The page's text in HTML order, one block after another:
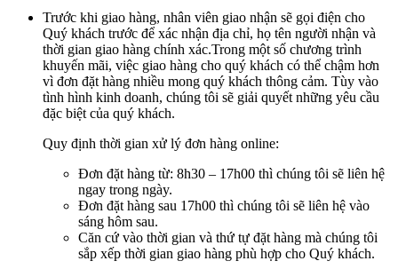
Trước khi giao hàng, nhân viên giao nhận sẽ gọi điện cho
Quý khách trước để xác nhận địa chỉ, họ tên người nhận và
thời gian giao hàng chính xác.Trong một số chương trình
khuyến mãi, việc giao hàng cho quý khách có thể chậm hơn
vì đơn đặt hàng nhiều mong quý khách thông cảm. Tùy vào
tình hình kinh doanh, chúng tôi sẽ giải quyết những yêu cầu
đặc biệt của quý khách.
Quy định thời gian xử lý đơn hàng online:
Đơn đặt hàng từ: 8h30 – 17h00 thì chúng tôi sẽ liên hệ
ngay trong ngày.
Đơn đặt hàng sau 17h00 thì chúng tôi sẽ liên hệ vào
sáng hôm sau.
Căn cứ vào thời gian và thứ tự đặt hàng mà chúng tôi
sắp xếp thời gian giao hàng phù hợp cho Quý khách.